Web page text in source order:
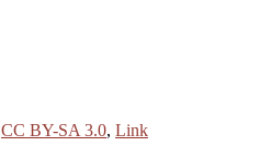
CC BY-SA 3.0, Link